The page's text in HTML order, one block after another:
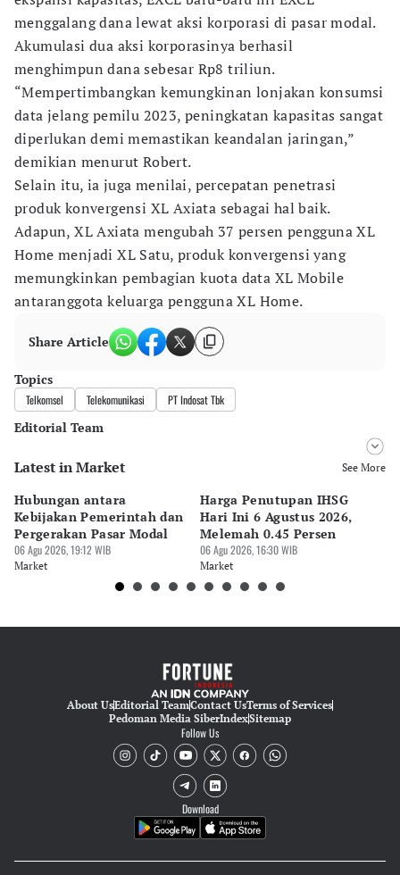
menggalang dana lewat aksi korporasi di pasar modal.
Akumulasi dua aksi korporasinya berhasil
menghimpun dana sebesar Rp8 triliun.
“Mempertimbangkan kemungkinan lonjakan konsumsi
data jelang pemilu 2023, peningkatan kapasitas sangat
diperlukan demi memastikan keandalan jaringan,”
demikian menurut Robert.
Selain itu, ia juga menilai, percepatan penetrasi
produk konvergensi XL Axiata sebagai hal baik.
Adapun, XL Axiata mengubah 37 persen pengguna XL
Home menjadi XL Satu, produk konvergensi yang
memungkinkan pembagian kuota data XL Mobile
antaranggota keluarga pengguna XL Home.
Share Article
Topics
Telkomsel Telekomunikasi PT Indosat Tbk
Editorial Team
Editor
Editor
Tanayastri Dini
Latest in Market See More
Hubungan antara
Kebijakan Pemerintah dan
Pergerakan Pasar Modal
06 Agu 2026, 19:12 WIB
Market
Harga Penutupan IHSG
Hari Ini 6 Agustus 2026,
Melemah 0.45 Persen
06 Agu 2026, 16:30 WIB
Market
About UsEditorial TeamContact UsTerms of Services
Pedoman Media SiberIndexSitemap
Follow Us
Download